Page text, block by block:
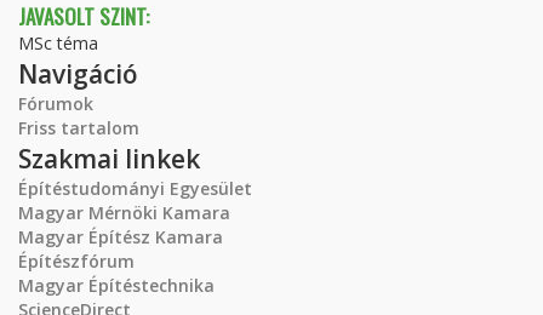
JAVASOLT SZINT:
MSc téma
Navigáció
Fórumok
Friss tartalom
Szakmai linkek
Építéstudományi Egyesület
Magyar Mérnöki Kamara
Magyar Építész Kamara
Építészfórum
Magyar Építéstechnika
ScienceDirect